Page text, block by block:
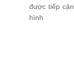
được tiếp
hình